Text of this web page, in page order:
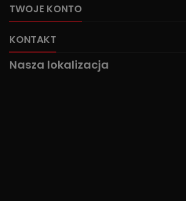
TWOJE KONTO
KONTAKT
Nasza lokalizacja